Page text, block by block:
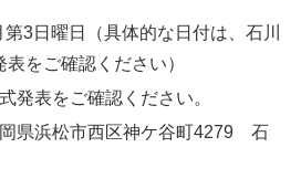
3日曜日（具体的な日付は、石川
をご確認ください）
発表をご確認ください。
県浜松市西区神ケ谷町4279 石